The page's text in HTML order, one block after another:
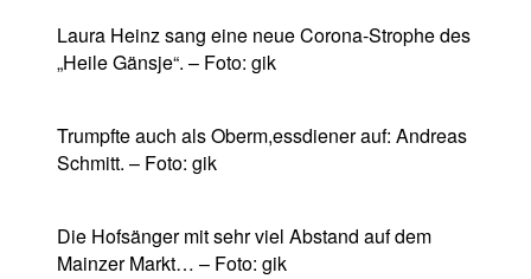
Laura Heinz sang eine neue Corona-Strophe des
„Heile Gänsje“. – Foto: gik
Trumpfte auch als Oberm,essdiener auf: Andreas
Schmitt. – Foto: gik
Die Hofsänger mit sehr viel Abstand auf dem
Mainzer Markt… – Foto: gik